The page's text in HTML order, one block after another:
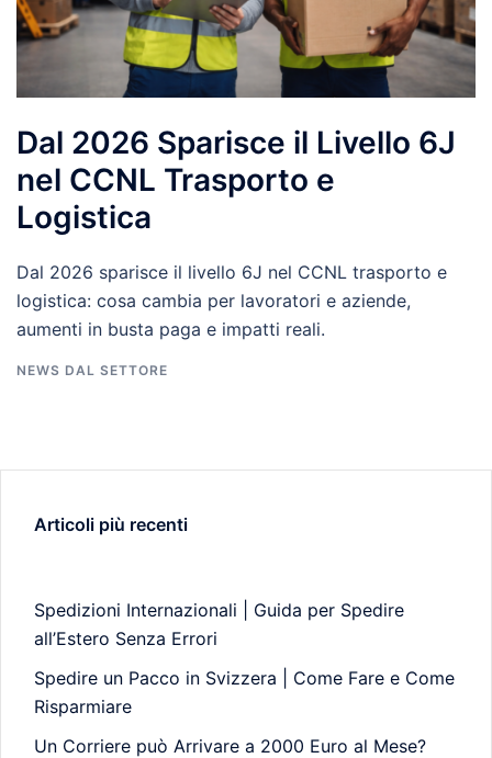
Dal 2026 Sparisce il Livello 6J
nel CCNL Trasporto e
Logistica
Dal 2026 sparisce il livello 6J nel CCNL trasporto e
logistica: cosa cambia per lavoratori e aziende,
aumenti in busta paga e impatti reali.
NEWS DAL SETTORE
Articoli più recenti
Spedizioni Internazionali | Guida per Spedire
all’Estero Senza Errori
Spedire un Pacco in Svizzera | Come Fare e Come
Risparmiare
Un Corriere può Arrivare a 2000 Euro al Mese?